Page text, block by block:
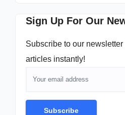
Sign Up For Our
Subscribe to our
articles instantly!
Subscribe